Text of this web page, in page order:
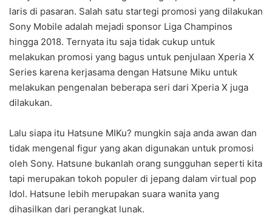
laris di pasaran. Salah satu startegi promosi yang dilakukan
Sony Mobile adalah mejadi sponsor Liga Champinos
hingga 2018. Ternyata itu saja tidak cukup untuk
melakukan promosi yang bagus untuk penjulaan Xperia X
Series karena kerjasama dengan Hatsune Miku untuk
melakukan pengenalan beberapa seri dari Xperia X juga
dilakukan.
Lalu siapa itu Hatsune MIKu? mungkin saja anda awan dan
tidak mengenal figur yang akan digunakan untuk promosi
oleh Sony. Hatsune bukanlah orang sungguhan seperti kita
tapi merupakan tokoh populer di jepang dalam virtual pop
Idol. Hatsune lebih merupakan suara wanita yang
dihasilkan dari perangkat lunak.